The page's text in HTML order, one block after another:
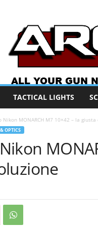
TACTICAL LIGHTS
Nikon MONARCH M7 10×42 – la giusta
OPTICS